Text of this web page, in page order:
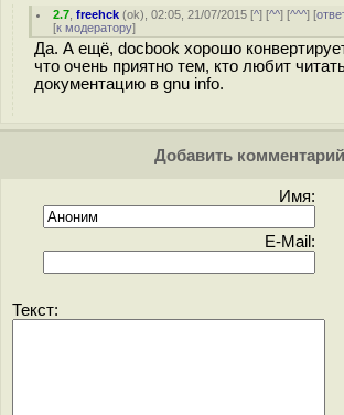
2.7 ,freehck (ok), 02:05, 21/07/2015 [^] [^^] [^^^] [
[к модератору]
Да. А ещё, docbook хорошо
что очень приятно тем, кто любит
документацию в gnu info.
Добавить комментарий
Имя:
E-Mail:
Текст: